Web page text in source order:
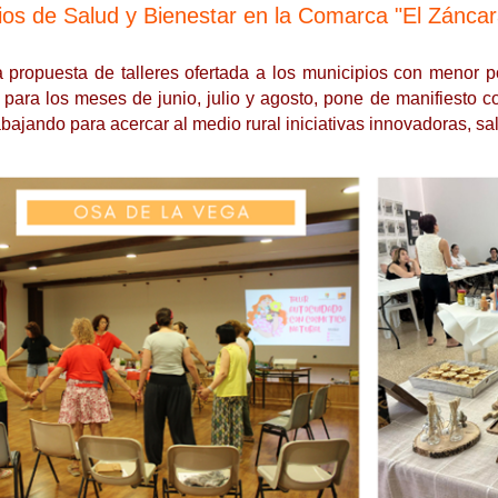
de Salud y Bienestar en la Comarca "El
propuesta de talleres ofertada a los municipios con menor
para los meses de junio, julio y agosto, pone de manifiesto
para acercar al medio rural iniciativas innovadoras,